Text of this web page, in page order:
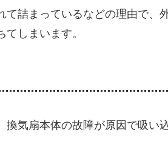
詰まっているなどの理由で、
しまいます。
気扇本体の故障が原因で吸い